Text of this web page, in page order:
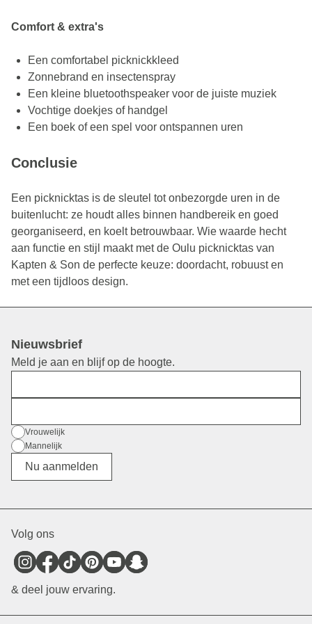
Comfort & extra's
Een comfortabel picknickkleed
Zonnebrand en insectenspray
Een kleine bluetoothspeaker voor de juiste muziek
Vochtige doekjes of handgel
Een boek of een spel voor ontspannen uren
Conclusie
Een picknicktas is de sleutel tot onbezorgde uren in de
buitenlucht: ze houdt alles binnen handbereik en goed
georganiseerd, en koelt betrouwbaar. Wie waarde hecht
aan functie en stijl maakt met de Oulu picknicktas van
Kapten & Son de perfecte keuze: doordacht, robuust en
met een tijdloos design.
Nieuwsbrief
Meld je aan en blijf op de hoogte.
Geslacht
Vrouwelijk
Mannelijk
Nu aanmelden
Volg ons
& deel jouw ervaring.